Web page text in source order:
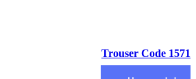
Trouser Code